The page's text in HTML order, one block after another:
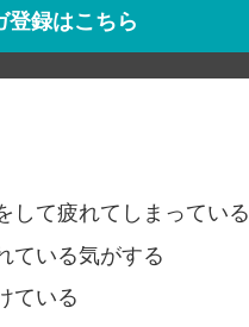
登録はこちら
して疲れてしまっている
ている気がする
ている